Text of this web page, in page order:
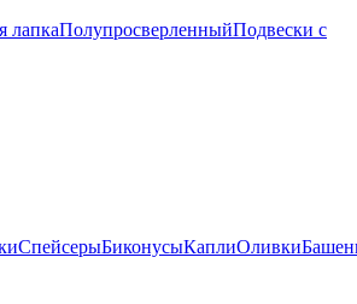
лапкаПолупросверленныйПодвески с
СпейсерыБиконусыКаплиОливки